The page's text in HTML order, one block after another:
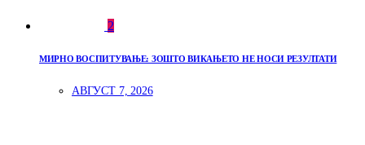
2
МИРНО ВОСПИТУВАЊЕ: ЗОШТО ВИКАЊЕТО НЕ НОСИ РЕЗУЛТАТИ
АВГУСТ 7, 2026